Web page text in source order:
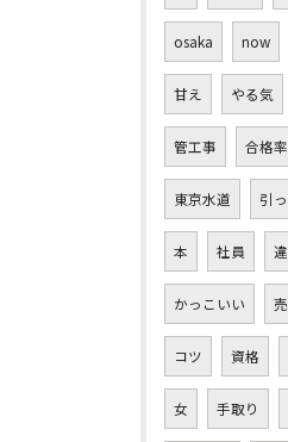
osaka now
甘え やる気
管工事 合格率
東京水道 引
本 社員
かっこいい
コツ 資格
女 手取り